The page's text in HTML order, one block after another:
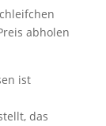
abholen
ist
das